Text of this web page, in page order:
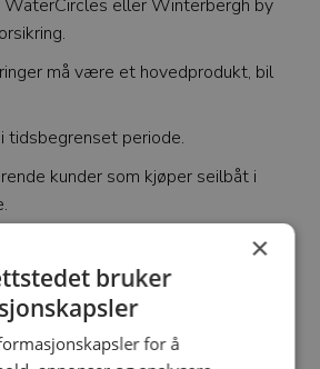
eller Winterbergh by
må være et hovedprodukt, bil
tidsbegrenset periode.
kunder som kjøper seilbåt i
ut?
her!
×
bruker
for å